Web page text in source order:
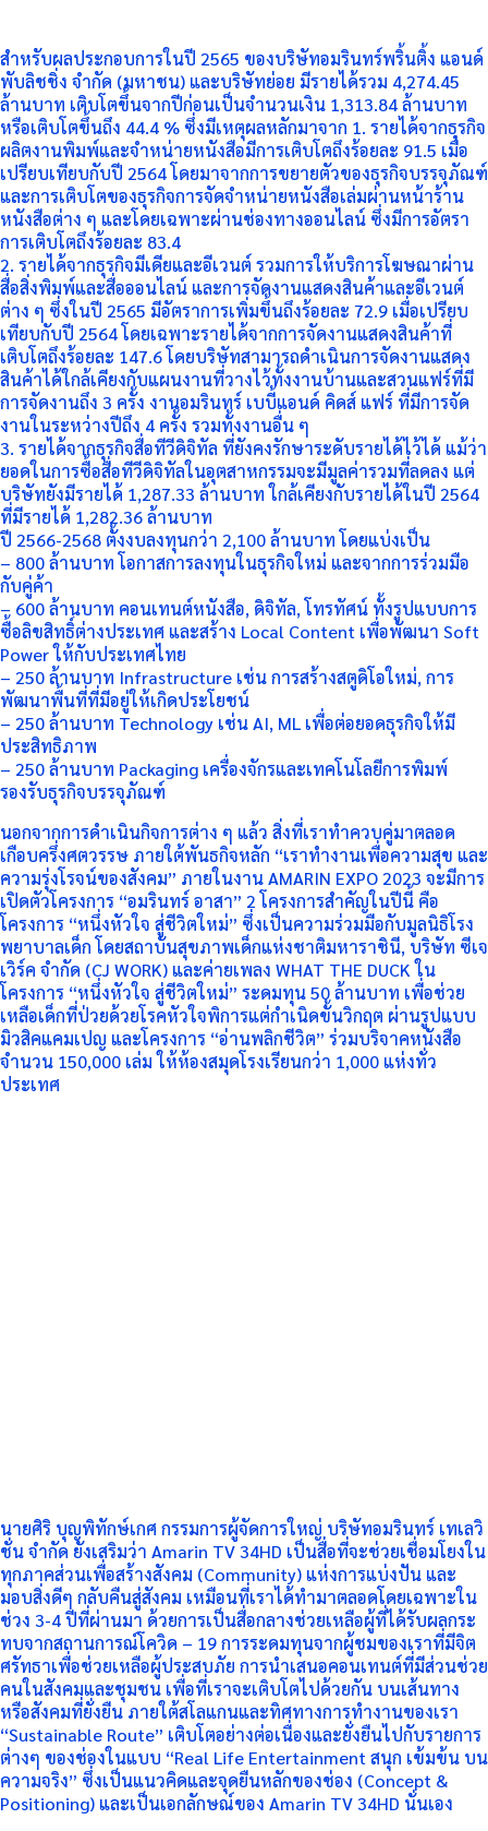
สำหรับผลประกอบการในปี 2565 ของบริษัทอมรินทร์พริ้นติ้ง แอนด์
พับลิชชิ่ง จำกัด (มหาชน) และบริษัทย่อย มีรายได้รวม 4,274.45
ล้านบาท เติบโตขึ้นจากปีก่อนเป็นจำนวนเงิน 1,313.84 ล้านบาท
หรือเติบโตขึ้นถึง 44.4 % ซึ่งมีเหตุผลหลักมาจาก​ 1. รายได้จากธุรกิจ
ผลิตงานพิมพ์และจำหน่ายหนังสือมีการเติบโตถึงร้อยละ 91.5 เมื่อ
เปรียบเทียบกับปี 2564 โดยมาจากการขยายตัวของธุรกิจบรรจุภัณฑ์
และการเติบโตของธุรกิจการจัดจำหน่ายหนังสือเล่มผ่านหน้าร้าน
หนังสือต่าง ๆ และโดยเฉพาะผ่านช่องทางออนไลน์ ซึ่งมีการอัตรา
การเติบโตถึงร้อยละ 83.4
​2. รายได้จากธุรกิจมีเดียและอีเวนต์ รวมการให้บริการโฆษณาผ่าน
สื่อสิ่งพิมพ์และสื่อออนไลน์ และการจัดงานแสดงสินค้าและอีเวนต์
ต่าง ๆ ซึ่งในปี 2565 มีอัตราการเพิ่มขึ้นถึงร้อยละ 72.9 เมื่อเปรียบ
เทียบกับปี 2564 โดยเฉพาะรายได้จากการจัดงานแสดงสินค้าที่
เติบโตถึงร้อยละ 147.6 โดยบริษัทสามารถดำเนินการจัดงานแสดง
สินค้าได้ใกล้เคียงกับแผนงานที่วางไว้ทั้งงานบ้านและสวนแฟร์ที่มี
การจัดงานถึง 3 ครั้ง งานอมรินทร์ เบบี้แอนด์ คิดส์ แฟร์ ที่มีการจัด
งานในระหว่างปีถึง 4 ครั้ง รวมทั้งงานอื่น ๆ
3. รายได้จากธุรกิจสื่อทีวีดิจิทัล ที่ยังคงรักษาระดับรายได้ไว้ได้ แม้ว่า
ยอดในการซื้อสื่อทีวีดิจิทัลในอุตสาหกรรมจะมีมูลค่ารวมที่ลดลง แต่
บริษัทยังมีรายได้ 1,287.33 ล้านบาท ใกล้เคียงกับรายได้ในปี 2564
ที่มีรายได้ 1,282.36 ล้านบาท
​ปี 2566-2568 ตั้งงบลงทุนกว่า 2,100 ล้านบาท โดยแบ่งเป็น
– 800 ล้านบาท โอกาสการลงทุนในธุรกิจใหม่ และจากการร่วมมือ
กับคู่ค้า
– 600 ล้านบาท คอนเทนต์หนังสือ, ดิจิทัล, โทรทัศน์ ทั้งรูปแบบการ
ซื้อลิขสิทธิ์ต่างประเทศ และสร้าง Local Content เพื่อพัฒนา Soft
Power ให้กับประเทศไทย
– 250 ล้านบาท Infrastructure เช่น การสร้างสตูดิโอใหม่, การ
พัฒนาพื้นที่ที่มีอยู่ให้เกิดประโยชน์
– 250 ล้านบาท Technology เช่น AI, ML เพื่อต่อยอดธุรกิจให้มี
ประสิทธิภาพ
– 250 ล้านบาท Packaging เครื่องจักรและเทคโนโลยีการพิมพ์
รองรับธุรกิจบรรจุภัณฑ์
นอกจากการดำเนินกิจการต่าง ๆ แล้ว สิ่งที่เราทำควบคู่มาตลอด
เกือบครึ่งศตวรรษ ภายใต้พันธกิจหลัก “เราทำงานเพื่อความสุข และ
ความรุ่งโรจน์ของสังคม” ภายในงาน AMARIN EXPO 2023 จะมีการ
เปิดตัวโครงการ “อมรินทร์ อาสา” 2 โครงการสำคัญในปีนี้ คือ
โครงการ “หนึ่งหัวใจ สู่ชีวิตใหม่” ซึ่งเป็นความร่วมมือกับมูลนิธิโรง
พยาบาลเด็ก โดยสถาบันสุขภาพเด็กแห่งชาติมหาราชินี, บริษัท ซีเจ
เวิร์ค จำกัด (CJ WORK) และค่ายเพลง WHAT THE DUCK ใน
โครงการ “หนึ่งหัวใจ สู่ชีวิตใหม่” ระดมทุน 50 ล้านบาท เพื่อช่วย
เหลือเด็กที่ป่วยด้วยโรคหัวใจพิการแต่กำเนิดขั้นวิกฤต ผ่านรูปแบบ
มิวสิคแคมเปญ และโครงการ “อ่านพลิกชีวิต” ร่วมบริจาคหนังสือ
จำนวน 150,000 เล่ม ให้ห้องสมุดโรงเรียนกว่า 1,000 แห่งทั่ว
ประเทศ
นายศิริ บุญพิทักษ์เกศ กรรมการผู้จัดการใหญ่ บริษัทอมรินทร์ เทเลวิ
ชั่น จำกัด ยังเสริมว่า Amarin TV 34HD เป็นสื่อที่จะช่วยเชื่อมโยงใน
ทุกภาคส่วนเพื่อสร้างสังคม (Community) แห่งการแบ่งปัน และ
มอบสิ่งดีๆ กลับคืนสู่สังคม เหมือนที่เราได้ทำมาตลอดโดยเฉพาะใน
ช่วง 3-4 ปีที่ผ่านมา ด้วยการเป็นสื่อกลางช่วยเหลือผู้ที่ได้รับผลกระ
ทบจากสถานการณ์โควิด – 19 การระดมทุนจากผู้ชมของเราที่มีจิต
ศรัทธาเพื่อช่วยเหลือผู้ประสบภัย การนำเสนอคอนเทนต์ที่มีส่วนช่วย
คนในสังคมและชุมชน เพื่อที่เราจะเติบโตไปด้วยกัน บนเส้นทาง
หรือสังคมที่ยั่งยืน ภายใต้สโลแกนและทิศทางการทำงานของเรา
“Sustainable Route” เติบโตอย่างต่อเนื่องและยั่งยืนไปกับรายการ
ต่างๆ ของช่องในแบบ “Real Life Entertainment สนุก เข้มข้น บน
ความจริง” ซึ่งเป็นแนวคิดและจุดยืนหลักของช่อง (Concept &
Positioning) และเป็นเอกลักษณ์ของ Amarin TV 34HD นั่นเอง